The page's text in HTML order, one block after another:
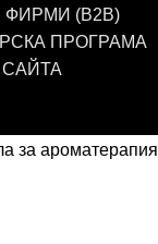
ФИРМИ (B2B)
ПРОГРАМА
САЙТА
за ароматерапия